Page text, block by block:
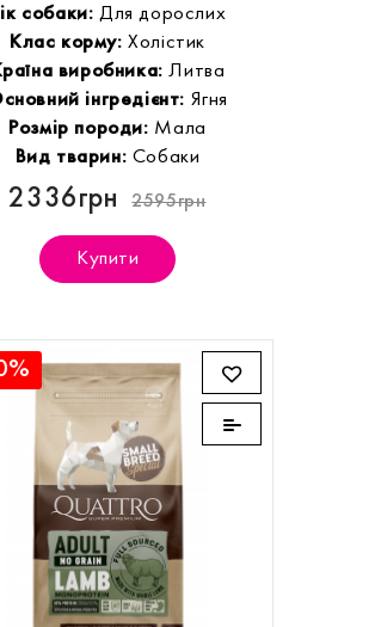
собаки: Для дорослих
Клас корму: Холістик
виробника: Литва
інгредієнт: Ягня
Розмір породи: Мала
Вид тварин: Собаки
2336грн 2595грн
Купити